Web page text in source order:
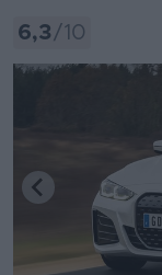
6,3 /10